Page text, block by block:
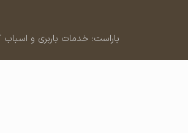
باراست: خدمات باربری و اسباب کشی